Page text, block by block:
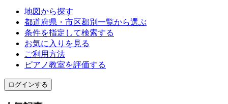
地図から探す
都道府県・市区郡別一覧から選ぶ
条件を指定して検索する
お気に入りを見る
ご利用方法
ピアノ教室を評価する
ログインする